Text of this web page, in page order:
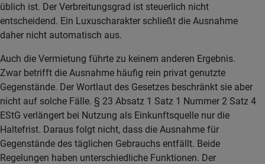
üblich ist. Der Verbreitungsgrad ist steuerlich nicht
entscheidend. Ein Luxuscharakter schließt die Ausnahme
daher nicht automatisch aus.
Auch die Vermietung führte zu keinem anderen Ergebnis.
Zwar betrifft die Ausnahme häufig rein privat genutzte
Gegenstände. Der Wortlaut des Gesetzes beschränkt sie aber
nicht auf solche Fälle. § 23 Absatz 1 Satz 1 Nummer 2 Satz 4
EStG verlängert bei Nutzung als Einkunftsquelle nur die
Haltefrist. Daraus folgt nicht, dass die Ausnahme für
Gegenstände des täglichen Gebrauchs entfällt. Beide
Regelungen haben unterschiedliche Funktionen. Der